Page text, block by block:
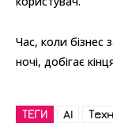
Час, коли бізнес
ночі, добігає
ТЕГИ AI